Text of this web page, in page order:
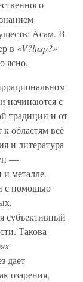
Асам. В
в «V?lusp?»
ясно.
начинаются с
традиции и от
областям всё
и литература
—
металле.
с помощью
субъективный
Такова
дает
озарения,